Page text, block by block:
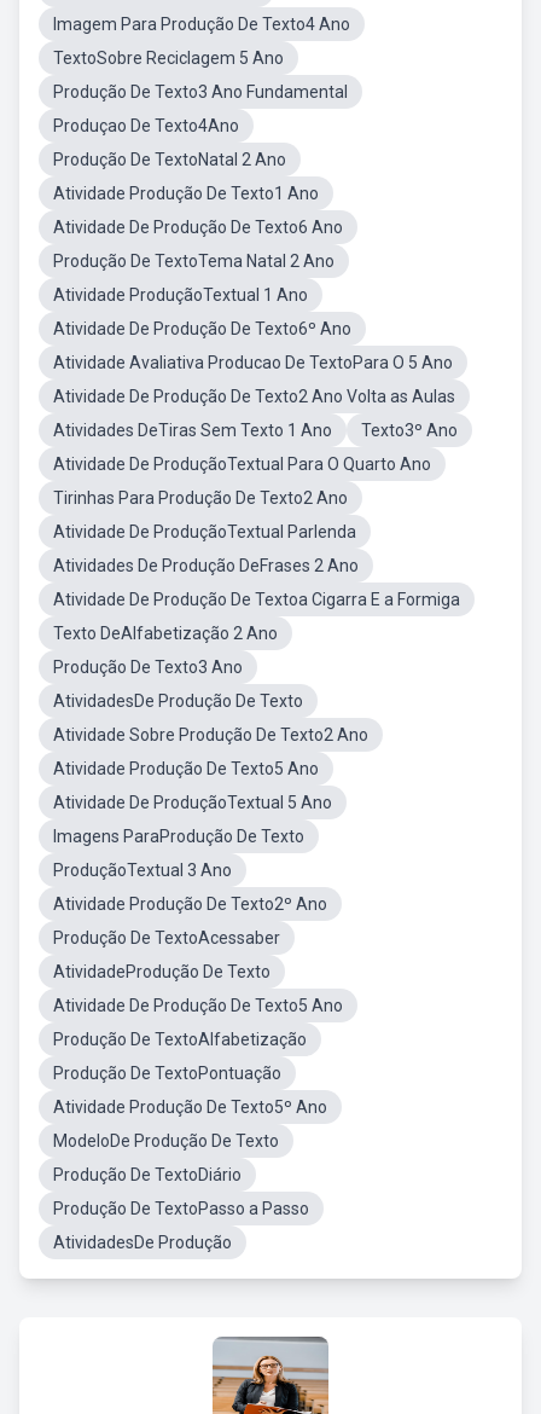
Imagem Para Produção De Texto4 Ano
TextoSobre Reciclagem 5 Ano
Produção De Texto3 Ano Fundamental
Produçao De Texto4Ano
Produção De TextoNatal 2 Ano
Atividade Produção De Texto1 Ano
Atividade De Produção De Texto6 Ano
Produção De TextoTema Natal 2 Ano
Atividade ProduçãoTextual 1 Ano
Atividade De Produção De Texto6º Ano
Atividade Avaliativa Producao De TextoPara O 5 Ano
Atividade De Produção De Texto2 Ano Volta as Aulas
Atividades DeTiras Sem Texto 1 Ano
Texto3º Ano
Atividade De ProduçãoTextual Para O Quarto Ano
Tirinhas Para Produção De Texto2 Ano
Atividade De ProduçãoTextual Parlenda
Atividades De Produção DeFrases 2 Ano
Atividade De Produção De Textoa Cigarra E a Formiga
Texto DeAlfabetização 2 Ano
Produção De Texto3 Ano
AtividadesDe Produção De Texto
Atividade Sobre Produção De Texto2 Ano
Atividade Produção De Texto5 Ano
Atividade De ProduçãoTextual 5 Ano
Imagens ParaProdução De Texto
ProduçãoTextual 3 Ano
Atividade Produção De Texto2º Ano
Produção De TextoAcessaber
AtividadeProdução De Texto
Atividade De Produção De Texto5 Ano
Produção De TextoAlfabetização
Produção De TextoPontuação
Atividade Produção De Texto5º Ano
ModeloDe Produção De Texto
Produção De TextoDiário
Produção De TextoPasso a Passo
AtividadesDe Produção